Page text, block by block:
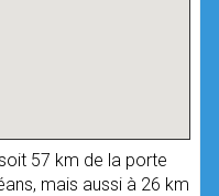
57 km de la porte
mais aussi à 26 km